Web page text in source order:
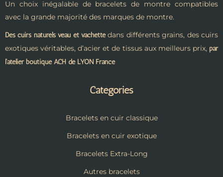
Un choix inégalable de bracelets de montre compatibles
avec la grande majorité des marques de montre.
Des cuirs naturels veau et vachettedans différents grains, des cuirs
exotiques véritables, d’acier et de tissus aux meilleurs prix, par
l’atelier boutique ACH de LYON France
Catégories
Bracelets en cuir classique
Bracelets en cuir exotique
Bracelets Extra-Long
Autres bracelets